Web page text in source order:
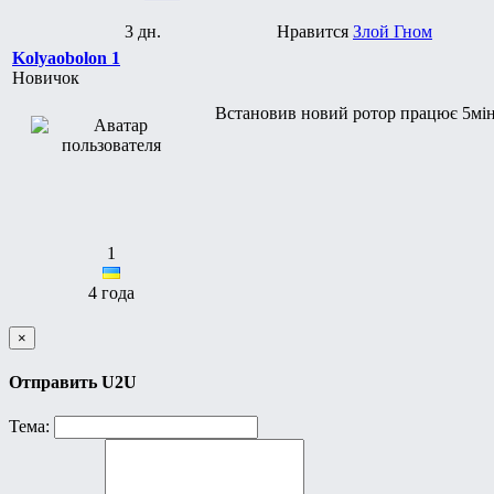
3 дн.
Нравится Злой Гном
Kolyaobolon 1
Новичок
1
4 года
Встановив новий ротор працює
×
Отправить U2U
Тема: